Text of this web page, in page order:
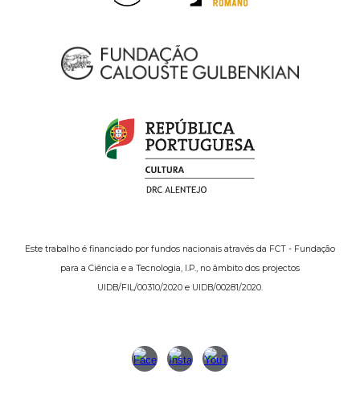
Este trabalho é financiado por fundos nacionais através da FCT - Fundação
para a Ciência e a Tecnologia, I.P., no âmbito dos projectos
UIDB/FIL/00310/2020 e UIDB/00281/2020.